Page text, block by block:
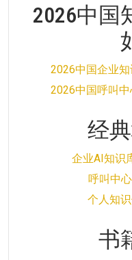
2026中国
2026中国企业
2026中国呼叫
经
企业AI知识
呼叫中
个人知
书